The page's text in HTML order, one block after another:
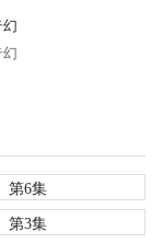
幻
幻
第6集
第3集